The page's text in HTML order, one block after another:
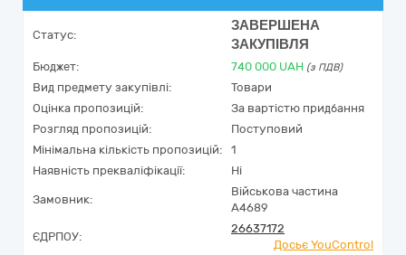
Статус:
ЗАВЕРШЕНА
ЗАКУПІВЛЯ
Бюджет: 740 000 UAH (з ПДВ)
Вид предмету закупівлі:
Товари
Оцінка пропозицій:
За вартістю придбання
Розгляд пропозицій:
Поступовий
Мінімальна кількість пропозицій:
1
Наявність прекваліфікації:
Ні
Замовник:
Військова частина
А4689
ЄДРПОУ:
26637172
Досьє YouControl